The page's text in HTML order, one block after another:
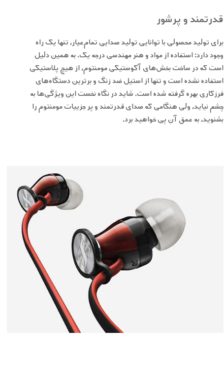
قدرتمند و پرشور
برای تولید محصولی با توانایی تولید صدایی تمام‌عیار، تنها یک راه
وجود دارد: استفاده از مواد و هنر مهندسی درجه یک. به همین دلیل
است که در ساخت بخش‌های آکوستیکی مومنتوم، از هیچ پلاستیکی
استفاده نشده است و تنها از استیل ضد زنگ و برترین دستگاه‌های
فرزکاری بهره گرفته شده است. شاید در نگاه نخست این ویژگی‌ها به
چشم نیاید، ولی هنگامی که صدای قدرتمند و پر جزئیات مومنتوم را
بشنوید، به عمق آن پی خواهید برد.